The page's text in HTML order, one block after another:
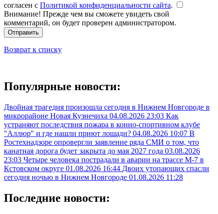
согласен с Политикой конфиденциальности сайта.
Внимание! Прежде чем вы сможете увидеть свой
комментарий, он будет проверен администратором.
Отправить
Возврат к списку
Популярные новости:
Двойная трагедия произошла сегодня в Нижнем Новгороде в
микрорайоне Новая Кузнечиха 04.08.2026 23:03 Как
устраняют последствия пожара в конно-спортивном клубе
"Аллюр" и где нашли приют лошади? 04.08.2026 10:07 В
Ростехнадзоре опровергли заявление ряда СМИ о том, что
канатная дорога будет закрыта до мая 2027 года 03.08.2026
23:03 Четыре человека пострадали в аварии на трассе М-7 в
Кстовском округе 01.08.2026 16:44 Двоих утопающих спасли
сегодня ночью в Нижнем Новгороде 01.08.2026 11:28
Последние новости: